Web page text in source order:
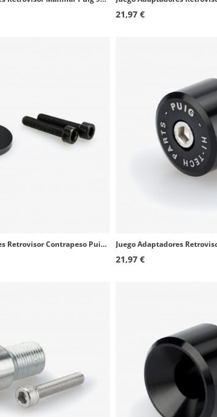
21,97 €
Juego Adaptadores Retrovisor Contrapeso Puig 9427Nx2 Suzuki GSX-S750
21,97 €